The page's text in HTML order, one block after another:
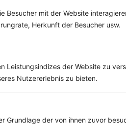
Besucher mit der Website
Herkunft der Besucher usw.
Leistungsindizes der Website zu
Nutzererlebnis zu bieten.
Grundlage der von ihnen zuvor